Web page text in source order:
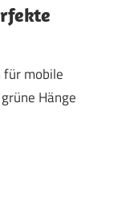
für mobile
Hänge